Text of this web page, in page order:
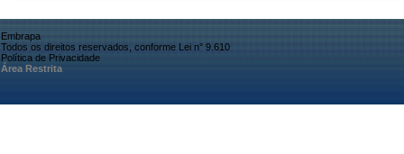
Embrapa
Todos os direitos reservados, conforme Lei n° 9.610
Política de Privacidade
Área Restrita